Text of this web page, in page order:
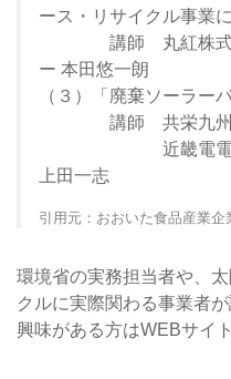
ース・リサイクル事業に
講師 丸紅株式会
ー 本田悠一朗
（３）「廃棄ソーラー
講師 共栄九州株
近畿電電輸送株
上田一志
引用元：おおいた食品産業企
環境省の実務担当者や、
クルに実際関わる事業者
興味がある方はWEBサイ